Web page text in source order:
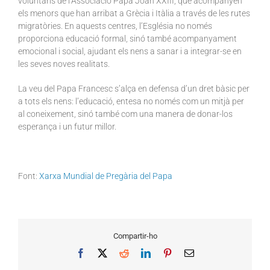
els menors que han arribat a Grècia i Itàlia a través de les rutes
migratòries. En aquests centres, l’Església no només
proporciona educació formal, sinó també acompanyament
emocional i social, ajudant els nens a sanar i a integrar-se en
les seves noves realitats.
La veu del Papa Francesc s’alça en defensa d’un dret bàsic per
a tots els nens: l’educació, entesa no només com un mitjà per
al coneixement, sinó també com una manera de donar-los
esperança i un futur millor.
Font: Xarxa Mundial de Pregària del Papa
Compartir-ho
Facebook RedditLinkedInPinterestEmail